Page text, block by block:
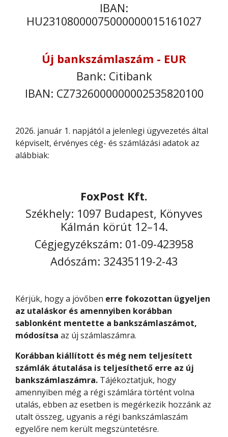
IBAN:
HU23108000075000000015161027
Új bankszámlaszám - EUR
Bank: Citibank
IBAN: CZ7326000000002535820100
2026. január 1. napjától a jelenlegi ügyvezetés által
képviselt, érvényes cég- és számlázási adatok az
alábbiak:
FoxPost Kft.
Székhely: 1097 Budapest, Könyves
Kálmán körút 12–14.
Cégjegyzékszám: 01-09-423958
Adószám: 32435119-2-43
Kérjük, hogy a jövőben erre fokozottan ügyeljen
az utaláskor és amennyiben korábban
sablonként mentette a bankszámlaszámot,
módosítsa az új számlaszámra.
Korábban kiállított és még nem teljesített
számlák átutalása is teljesíthető erre az új
bankszámlaszámra. Tájékoztatjuk, hogy
amennyiben még a régi számlára történt volna
utalás, ebben az esetben is megérkezik hozzánk az
utalt összeg, ugyanis a régi bankszámlaszám
egyelőre nem került megszüntetésre.